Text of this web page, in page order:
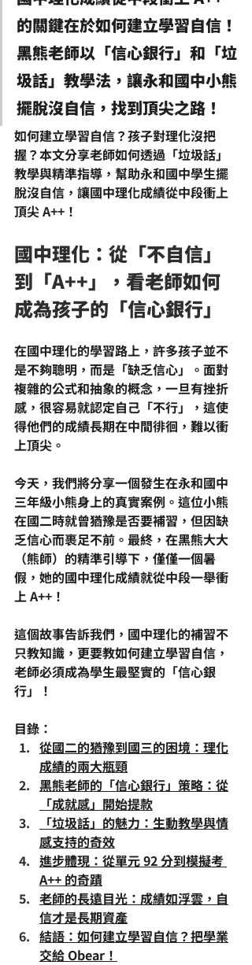
的關鍵在於如何建立學習自信 ！
黑熊老師以「信心銀行」和「垃
圾話」教學法，讓永和國中小熊
擺脫沒自信 ，找到頂尖之路！
如何建立學習自信？孩子對理化沒把
握？本文分享老師如何透過「垃圾話」
教學與精準指導，幫助永和國中學生擺
脫沒自信，讓國中理化成績從中段衝上
頂尖 A++！
國中理化：從「不自信」
到「A++」，看老師如何
成為孩子的「信心銀行」
在國中理化的學習路上，許多孩子並不
是不夠聰明，而是「缺乏信心」。面對
複雜的公式和抽象的概念，一旦有挫折
感，很容易就認定自己「不行」，這使
得他們的成績長期在中間徘徊，難以衝
上頂尖。
今天，我們將分享一個發生在永和國中
三年級小熊身上的真實案例。這位小熊
在國二時就曾猶豫是否要補習，但因缺
乏信心而裹足不前。最終，在黑熊大大
（熊師）的精準引導下，僅僅一個暑
假，她的國中理化成績就從中段一舉衝
上 A++ ！
這個故事告訴我們， 國中理化的補習不
只教知識，更要教如何建立學習自信 ，
老師必須成為學生最堅實的「信心銀
行」！
目錄：
從國二的猶豫到國三的困境：理化
成績的兩大瓶頸
黑熊老師的「信心銀行」策略：從
「成就感」開始提款
「垃圾話」的魅力：生動教學與情
感支持的奇效
進步體現：從單元 92 分到模擬考
A++ 的奇蹟
老師的長遠目光：成績如浮雲，自
信才是長期資產
結語： 如何建立學習自信？把學業
交給 Obear！